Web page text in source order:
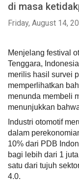
di masa
Friday, August 14,
Menjelang festival
Tenggara,
merilis hasil survei
memperlihatkan
menunda membeli
menunjukkan
Industri otomotif
dalam
10% dari PDB
bagi lebih dari 1
satu dari tujuh
4.0.